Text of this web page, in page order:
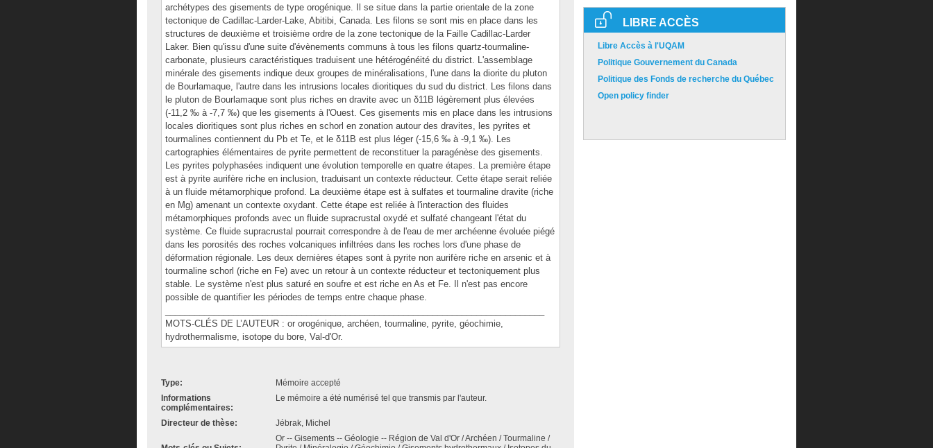
archétypes des gisements de type orogénique. Il se situe dans la partie orientale de la zone
tectonique de Cadillac-Larder-Lake, Abitibi, Canada. Les filons se sont mis en place dans les
structures de deuxième et troisième ordre de la zone tectonique de la Faille Cadillac-Larder
Laker. Bien qu'issu d'une suite d'évènements communs à tous les filons quartz-tourmaline-
carbonate, plusieurs caractéristiques traduisent une hétérogénéité du district. L'assemblage
minérale des gisements indique deux groupes de minéralisations, l'une dans la diorite du pluton
de Bourlamaque, l'autre dans les intrusions locales dioritiques du sud du district. Les filons dans
le pluton de Bourlamaque sont plus riches en dravite avec un δ11B légèrement plus élevées
(-11,2 ‰ à -7,7 ‰) que les gisements à l'Ouest. Ces gisements mis en place dans les intrusions
locales dioritiques sont plus riches en schorl en zonation autour des dravites, les pyrites et
tourmalines contiennent du Pb et Te, et le δ11B est plus léger (-15,6 ‰ à -9,1 ‰). Les
cartographies élémentaires de pyrite permettent de reconstituer la paragénèse des gisements.
Les pyrites polyphasées indiquent une évolution temporelle en quatre étapes. La première étape
est à pyrite aurifère riche en inclusion, traduisant un contexte réducteur. Cette étape serait reliée
à un fluide métamorphique profond. La deuxième étape est à sulfates et tourmaline dravite (riche
en Mg) amenant un contexte oxydant. Cette étape est reliée à l'interaction des fluides
métamorphiques profonds avec un fluide supracrustal oxydé et sulfaté changeant l'état du
système. Ce fluide supracrustal pourrait correspondre à de l'eau de mer archéenne évoluée piégé
dans les porosités des roches volcaniques infiltrées dans les roches lors d'une phase de
déformation régionale. Les deux dernières étapes sont à pyrite non aurifère riche en arsenic et à
tourmaline schorl (riche en Fe) avec un retour à un contexte réducteur et tectoniquement plus
stable. Le système n'est plus saturé en soufre et est riche en As et Fe. Il n'est pas encore
possible de quantifier les périodes de temps entre chaque phase.
MOTS-CLÉS DE L’AUTEUR : or orogénique, archéen, tourmaline, pyrite, géochimie,
hydrothermalisme, isotope du bore, Val-d'Or.
Type:
Mémoire accepté
Informations
complémentaires:
Le mémoire a été numérisé tel que transmis par l'auteur.
Directeur de thèse: Jébrak, Michel
Or -- Gisements -- Géologie -- Région de Val d'Or / Archéen / Tourmaline /
LIBRE ACCÈS
Libre Accès à l'UQAM
Politique Gouvernement du Canada
Politique des Fonds de recherche du Québec
Open policy finder